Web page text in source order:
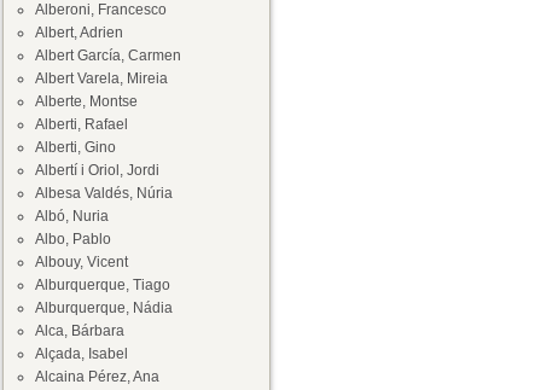
Alberoni, Francesco
Albert, Adrien
Albert García, Carmen
Albert Varela, Mireia
Alberte, Montse
Alberti, Rafael
Alberti, Gino
Albertí i Oriol, Jordi
Albesa Valdés, Núria
Albó, Nuria
Albo, Pablo
Albouy, Vicent
Alburquerque, Tiago
Alburquerque, Nádia
Alca, Bárbara
Alçada, Isabel
Alcaina Pérez, Ana